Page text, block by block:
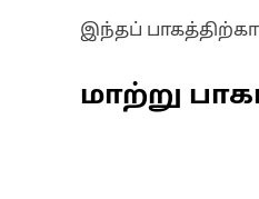
இந்தப்
மாற்று